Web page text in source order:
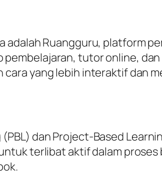
Ruangguru, platform
tutor online,
yang lebih interaktif dan
dan Project-Based
terlibat aktif dalam